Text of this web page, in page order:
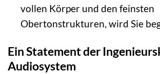
vollen Körper und den feinsten
Obertonstrukturen, wird Sie
Ein Statement der
Audiosystem